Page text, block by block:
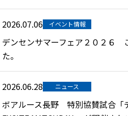
2026.07.06 イベント情報
デンセンサマーフェア２０２６
た。
2026.06.28 ニュース
ボアルース長野 特別協賛試合「